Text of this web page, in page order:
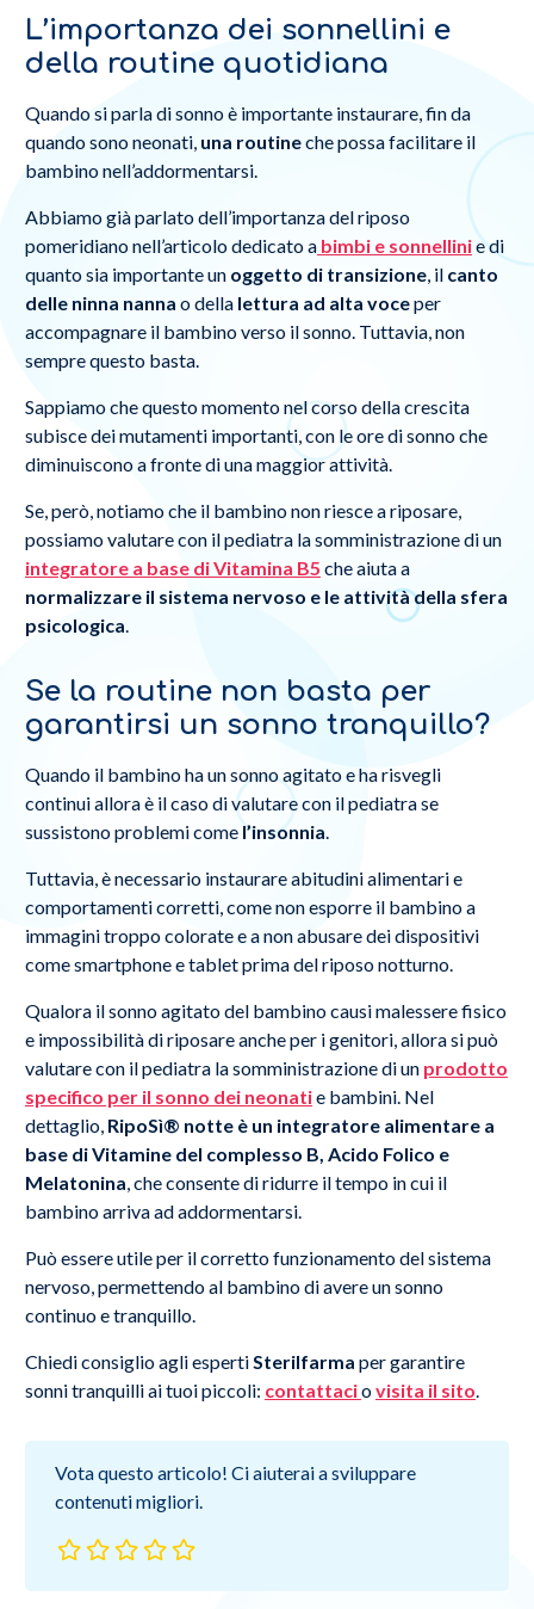
L’importanza dei sonnellini e
della routine quotidiana
Quando si parla di sonno è importante instaurare, fin da
quando sono neonati, una routineche possa facilitare il
bambino nell’addormentarsi.
Abbiamo già parlato dell’importanza del riposo
pomeridiano nell’articolo dedicato abimbi e sonnellinie di
quanto sia importante un oggetto di transizione, il canto
delle ninna nanna o della lettura ad alta voceper
accompagnare il bambino verso il sonno. Tuttavia, non
sempre questo basta.
Sappiamo che questo momento nel corso della crescita
subisce dei mutamenti importanti, con le ore di sonno che
diminuiscono a fronte di una maggior attività.
Se, però, notiamo che il bambino non riesce a riposare,
possiamo valutare con il pediatra la somministrazione di un
integratore a base di Vitamina B5 che aiuta a
normalizzare il sistema nervoso e le attività della sfera
psicologica
Se la routine non basta per
garantirsi un sonno tranquillo?
Quando il bambino ha un sonno agitato e ha risvegli
continui allora è il caso di valutare con il pediatra se
sussistono problemi comel’insonnia
Tuttavia, è necessario instaurare abitudini alimentari e
comportamenti corretti, come non esporre il bambino a
immagini troppo colorate e a non abusare dei dispositivi
come smartphone e tablet prima del riposo notturno.
Qualora il sonno agitato del bambino causi malessere fisico
e impossibilità di riposare anche per i genitori, allora si può
valutare con il pediatra la somministrazione di un prodotto
specifico per il sonno dei neonatie bambini. Nel
dettaglio, RipoSì® notte è un integratore alimentare a
base di Vitamine del complesso B, Acido Folico e
Melatonina , che consente di ridurre il tempo in cui il
bambino arriva ad addormentarsi.
Può essere utile per il corretto funzionamento del sistema
nervoso, permettendo al bambino di avere un sonno
continuo e tranquillo.
Chiedi consiglio agli esperti Sterilfarma per garantire
sonni tranquilli ai tuoi piccoli: contattaciovisita il sito
Vota questo articolo! Ci aiuterai a sviluppare
contenuti migliori.